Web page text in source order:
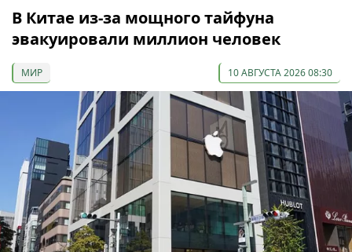
В Китае из-за мощного тайфуна
эвакуировали миллион человек
МИР 10 АВГУСТА 2026 08:30